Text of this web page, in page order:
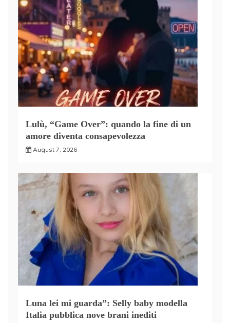
Lulù, “Game Over”: quando la fine di un
amore diventa consapevolezza
August 7, 2026
Luna lei mi guarda”: Selly baby modella
Italia pubblica nove brani inediti